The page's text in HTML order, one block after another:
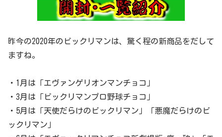
昨今の2020年のビックリマンは、驚く程の新商品をだして
ますね。
・1月は「エヴァンゲリオンマンチョコ」
・3月は「ビックリマンプロ野球チョコ」
・5月は「天使だらけのビックリマン」「悪魔だらけのビ
ックリマン」